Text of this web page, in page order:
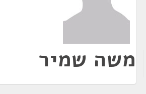
משה שמיר